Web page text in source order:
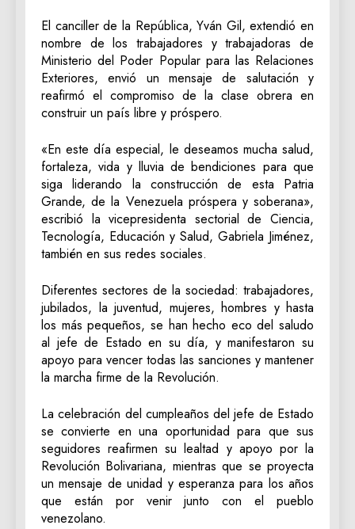
El canciller de la República, Yván Gil, extendió en
nombre de los trabajadores y trabajadoras de
Ministerio del Poder Popular para las Relaciones
Exteriores, envió un mensaje de salutación y
reafirmó el compromiso de la clase obrera en
construir un país libre y próspero.
«En este día especial, le deseamos mucha salud,
fortaleza, vida y lluvia de bendiciones para que
siga liderando la construcción de esta Patria
Grande, de la Venezuela próspera y soberana»,
escribió la vicepresidenta sectorial de Ciencia,
Tecnología, Educación y Salud, Gabriela Jiménez,
también en sus redes sociales.
Diferentes sectores de la sociedad: trabajadores,
jubilados, la juventud, mujeres, hombres y hasta
los más pequeños, se han hecho eco del saludo
al jefe de Estado en su día, y manifestaron su
apoyo para vencer todas las sanciones y mantener
la marcha firme de la Revolución.
La celebración del cumpleaños del jefe de Estado
se convierte en una oportunidad para que sus
seguidores reafirmen su lealtad y apoyo por la
Revolución Bolivariana, mientras que se proyecta
un mensaje de unidad y esperanza para los años
que están por venir junto con el pueblo
venezolano.